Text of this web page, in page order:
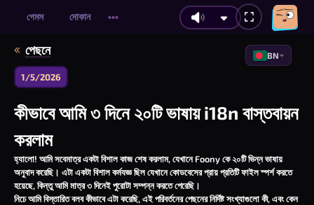
গেমস দোকান •••
পেছনে BN
1/5/2026
কীভাবে আমি ৩ দিনে ২০টি ভাষায় i18n বাস্তবায়ন
করলাম
হ্যালো! আমি সবেমাত্র একটা বিশাল কাজ শেষ করলাম, যেখানে Foony কে ২০টি ভিন্ন ভাষায়
অনুবাদ করেছি। এটা একটা বিশাল কর্মযজ্ঞ ছিল যেখানে কোডবেসের প্রায় প্রতিটি ফাইল স্পর্শ করতে
হয়েছে, কিন্তু আমি মাত্র ৩ দিনেই পুরোটা সম্পন্ন করতে পেরেছি।
নিচে আমি বিস্তারিত বলব কীভাবে এটা করেছি, এই পরিবর্তনের পেছনের নির্দিষ্ট সংখ্যাগুলো কী, এবং কেন